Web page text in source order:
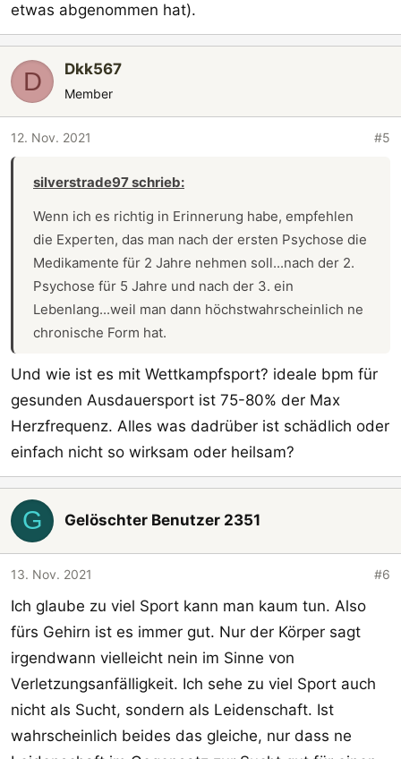
etwas abgenommen hat).
D Dkk567
Member
12. Nov. 2021 #5
silverstrade97 schrieb:
Wenn ich es richtig in Erinnerung habe, empfehlen
die Experten, das man nach der ersten Psychose die
Medikamente für 2 Jahre nehmen soll...nach der 2.
Psychose für 5 Jahre und nach der 3. ein
Lebenlang...weil man dann höchstwahrscheinlich ne
chronische Form hat.
Sport ist immer gut und sehr wichtig...gerade bei
Psychosen/Schizophrenie. V.a. wenn man
regelmässig Ausdauersport treibt, hat das einen
sehr positiven Einflusse auf Körper und Geist, u.a.
nimmt dabei auch das Hirnvolumen wieder stark zu
(welches bei einigen Menschen mit Schizophrenie
etwas abgenommen hat).
Und wie ist es mit Wettkampfsport? ideale bpm für
gesunden Ausdauersport ist 75-80% der Max
Herzfrequenz. Alles was dadrüber ist schädlich oder
einfach nicht so wirksam oder heilsam?
G Gelöschter Benutzer 2351
13. Nov. 2021 #6
Ich glaube zu viel Sport kann man kaum tun. Also
fürs Gehirn ist es immer gut. Nur der Körper sagt
irgendwann vielleicht nein im Sinne von
Verletzungsanfälligkeit. Ich sehe zu viel Sport auch
nicht als Sucht, sondern als Leidenschaft. Ist
wahrscheinlich beides das gleiche, nur dass ne